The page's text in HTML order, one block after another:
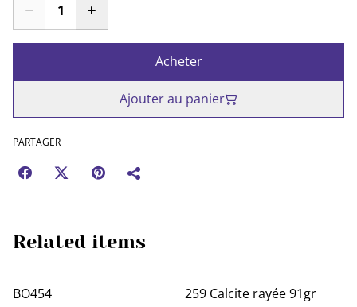
Acheter
Ajouter au panier
PARTAGER
Related items
BO454 259 Calcite rayée 91gr